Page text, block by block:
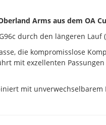
Arms aus dem OA
durch den längeren Lauf
die kompromisslose
mit exzellenten
mit